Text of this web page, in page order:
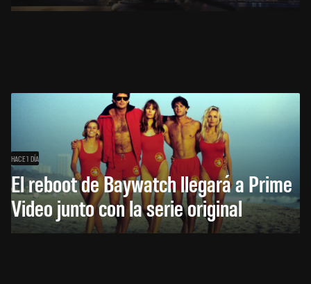
HACE 1 DÍA
El reboot de Baywatch llegará a Prime
Video junto con la serie original